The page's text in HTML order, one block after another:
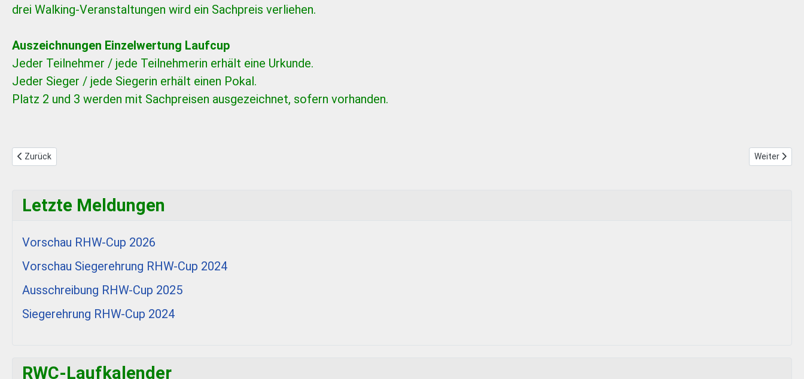
drei Walking-Veranstaltungen wird ein Sachpreis verliehen.
Auszeichnungen Einzelwertung Laufcup
Jeder Teilnehmer / jede Teilnehmerin erhält eine Urkunde.
Jeder Sieger / jede Siegerin erhält einen Pokal.
Platz 2 und 3 werden mit Sachpreisen ausgezeichnet, sofern vorhanden.
Vorheriger Beitrag: Ausschreibung RHW-Cup 2025
Zurück Nächster
Weiter
Letzte Meldungen
Vorschau RHW-Cup 2026
Vorschau Siegerehrung RHW-Cup 2024
Ausschreibung RHW-Cup 2025
Siegerehrung RHW-Cup 2024
RWC-Laufkalender